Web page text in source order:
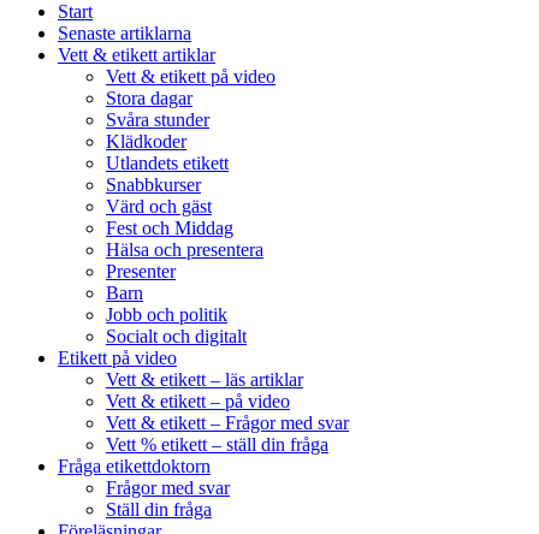
Start
Senaste artiklarna
Vett & etikett artiklar
Vett & etikett på video
Stora dagar
Svåra stunder
Klädkoder
Utlandets etikett
Snabbkurser
Värd och gäst
Fest och Middag
Hälsa och presentera
Presenter
Barn
Jobb och politik
Socialt och digitalt
Etikett på video
Vett & etikett – läs artiklar
Vett & etikett – på video
Vett & etikett – Frågor med svar
Vett % etikett – ställ din fråga
Fråga etikettdoktorn
Frågor med svar
Ställ din fråga